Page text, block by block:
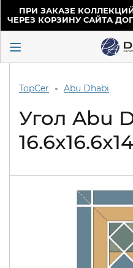
ПРИ ЗАКАЗЕ
ЧЕРЕЗ КОРЗИНУ САЙТА
TopCer Abu Dhabi
Угол Abu